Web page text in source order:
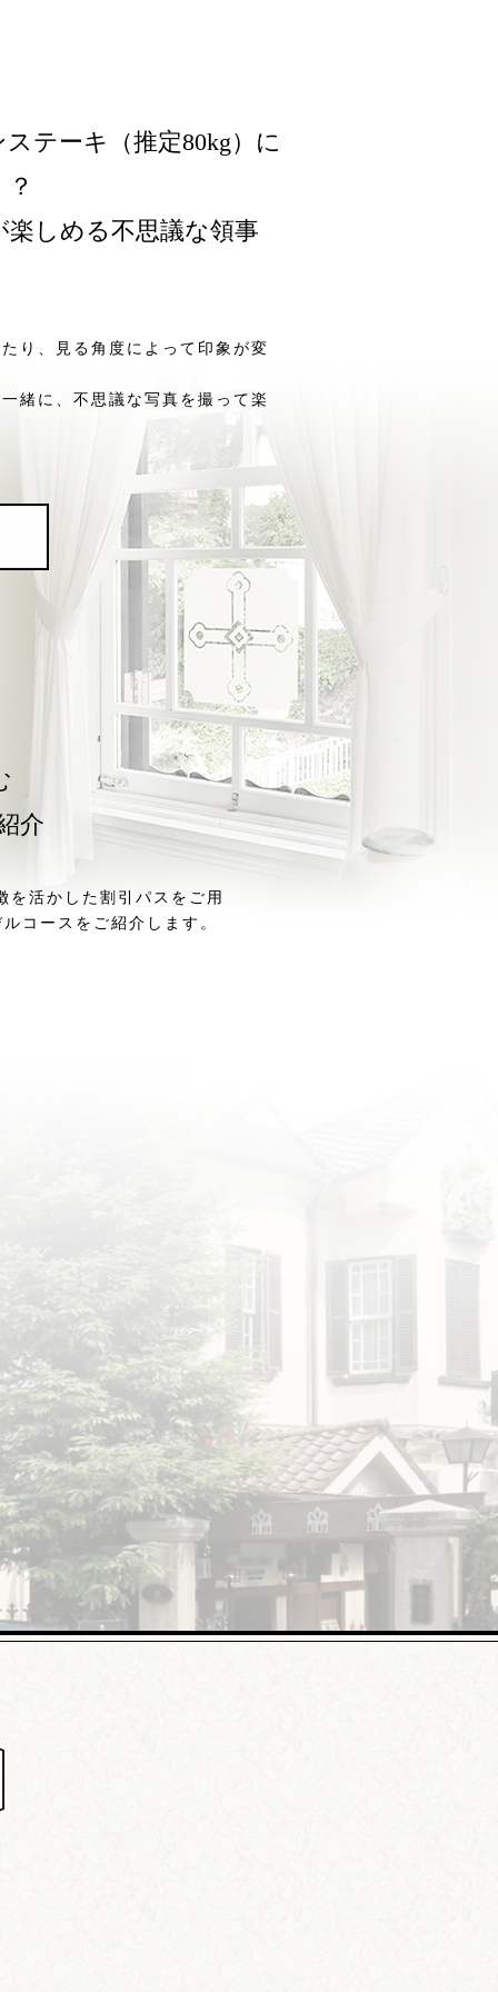
テーキ（推定80kg）に
楽しめる不思議な領事
り、見る角度によって印象が変
緒に、不思議な写真を撮って楽
介
を活かした割引パスをご用
コースをご紹介します。